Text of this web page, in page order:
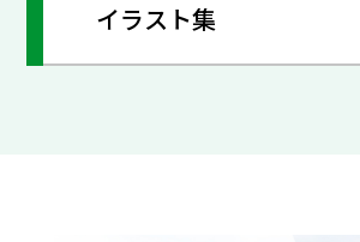
イラスト集